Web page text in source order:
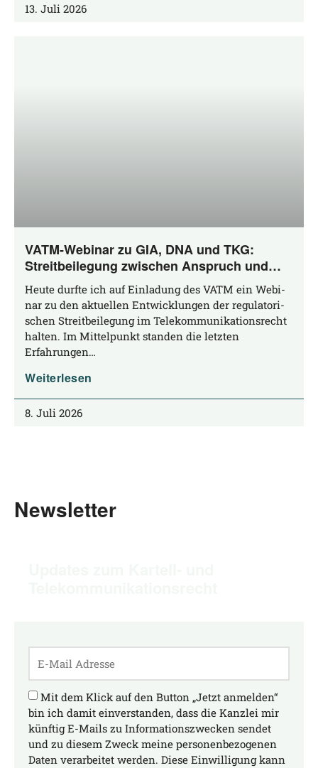
13. Juli 2026
VATM-Webinar zu GIA, DNA und TKG:
Streitbeilegung zwischen Anspruch und
Praxis
Heu­te durf­te ich auf Ein­la­dung des VATM ein Web­i­
nar zu den aktu­el­len Ent­wick­lun­gen der regu­la­to­ri­
schen Streit­bei­le­gung im Tele­kom­mu­ni­ka­ti­ons­recht
hal­ten. Im Mit­tel­punkt stan­den die letz­ten
Erfahrungen…
Weiterlesen
8. Juli 2026
Newsletter
Mit dem Klick auf den Button „Jetzt anmelden“
bin ich damit einverstanden, dass die Kanzlei mir
künftig E-Mails zu Informationszwecken sendet
und zu diesem Zweck meine personenbezogenen
Daten verarbeitet werden. Diese Einwilligung kann